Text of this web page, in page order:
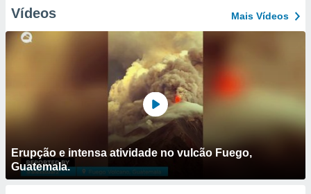
Vídeos Mais Vídeos
Erupção e intensa atividade no vulcão Fuego,
Guatemala.